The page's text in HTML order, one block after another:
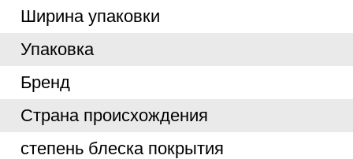
Ширина упаковки
Упаковка
Бренд
Страна происхождения
степень блеска покрытия